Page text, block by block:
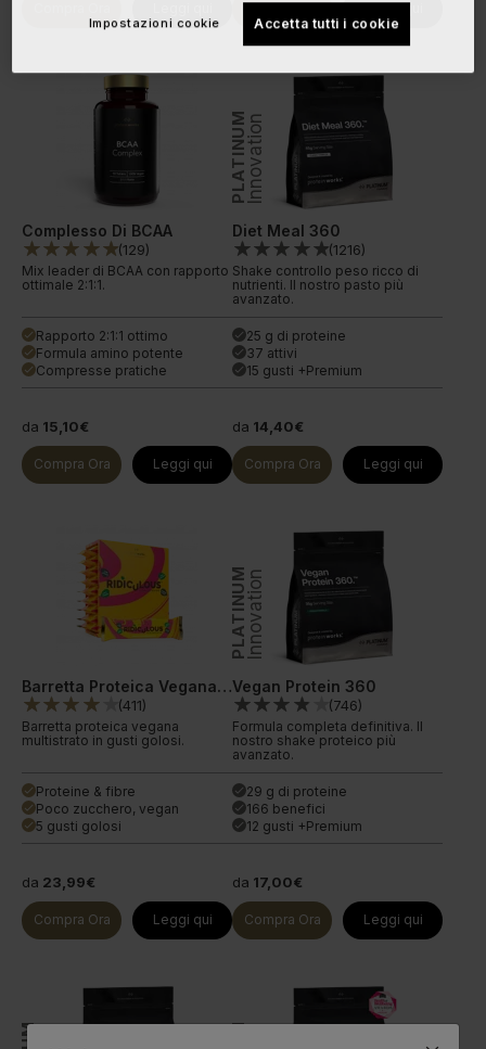
Compra Ora Leggi qui
Complesso Di BCAA
(129)
Mix leader di BCAA con rapporto
ottimale 2:1:1.
done Rapporto 2:1:1 ottimo
done Formula amino potente
done Compresse pratiche
da 15,10€
Compra Ora Leggi qui
PLATINUMInnovation
Diet Meal 360
(1216)
Shake controllo peso ricco di
nutrienti. Il nostro pasto più
avanzato.
done 25 g di proteine
done 37 attivi
done 15 gusti +Premium
da 14,40€
Compra Ora Leggi qui
Barretta Proteica Vegana Ridiculous
(411)
Barretta proteica vegana
multistrato in gusti golosi.
done Proteine & fibre
done Poco zucchero, vegan
done 5 gusti golosi
da 23,99€
Compra Ora Leggi qui
PLATINUMInnovation
Vegan Protein 360
(746)
Formula completa definitiva. Il
nostro shake proteico più
avanzato.
done 29 g di proteine
done 166 benefici
done 12 gusti +Premium
da 17,00€
Compra Ora Leggi qui
Accetta tutti i cookie
Impostazioni cookie